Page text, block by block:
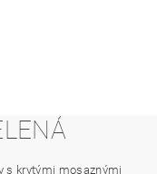
s krytými mosaznými